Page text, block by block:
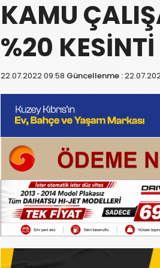
KAMU
%20 KESİNTİ
22.07.2022 09:58 Güncellenme :